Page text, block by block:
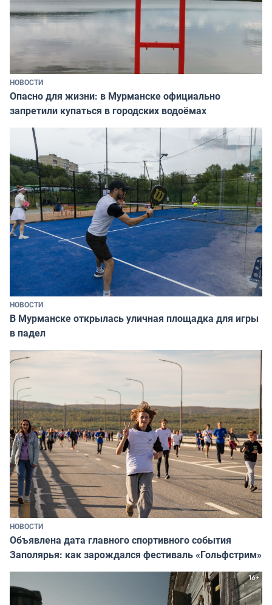
НОВОСТИ
Опасно для жизни: в Мурманске официально
запретили купаться в городских водоёмах
НОВОСТИ
В Мурманске открылась уличная площадка для игры
в падел
НОВОСТИ
Объявлена дата главного спортивного события
Заполярья: как зарождался фестиваль «Гольфстрим»